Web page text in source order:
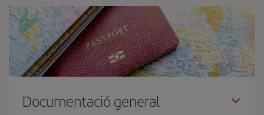
Documentació general